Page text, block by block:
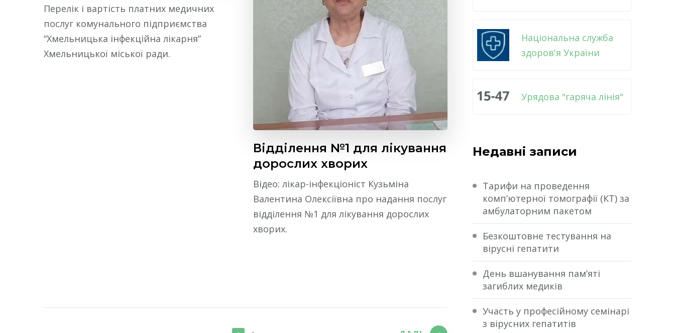
Перелік і вартість платних медичних
послуг комунального підприємства
“Хмельницька інфекційна лікарня”
Хмельницької міської ради.
Відділення №1 для лікування
дорослих хворих
Відео: лікар-інфекціоніст Кузьміна
Валентина Олексіївна про надання послуг
відділення №1 для лікування дорослих
хворих.
Національна служба
здоров'я України
Урядова "гаряча лінія"
Недавні записи
Тарифи на проведення
комп’ютерної томографії (КТ) за
амбулаторним пакетом
Безкоштовне тестування на
вірусні гепатити
День вшанування пам’яті
загиблих медиків
Участь у професійному семінарі
з вірусних гепатитів